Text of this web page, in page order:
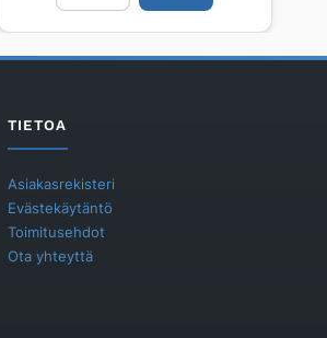
ACO
250-
määrä
TIETOA
Asiakasrekisteri
Evästekäytäntö
Toimitusehdot
Ota yhteyttä